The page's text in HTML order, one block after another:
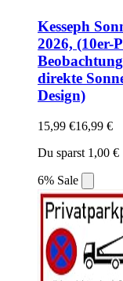
Kesseph
2026, (10er-
direkte
Design)
15,99 €16,99 €
Du sparst 1,00 €
6% Sale